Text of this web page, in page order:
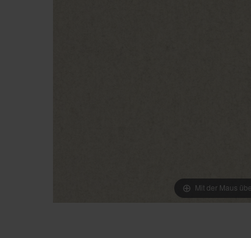
Mit der Maus